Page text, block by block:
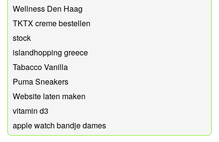
Wellness Den Haag
TKTX creme bestellen
stock
islandhopping greece
Tabacco Vanilla
Puma Sneakers
Website laten maken
vitamin d3
apple watch bandje dames